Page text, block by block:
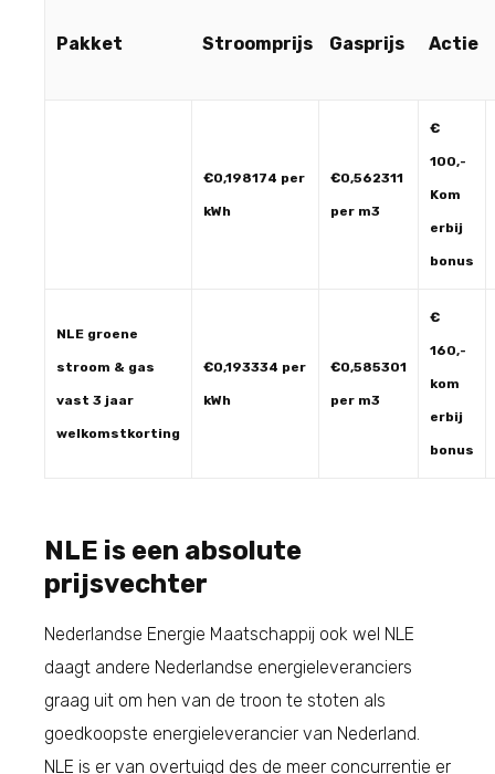
Pakket Stroomprijs Gasprijs Actie
€0,198174 per
kWh
€0,562311
per m3
€
100,-
Kom
erbij
bonus
NLE groene
stroom & gas
vast 3 jaar
welkomstkorting
€0,193334 per
kWh
€0,585301
per m3
€
160,-
kom
erbij
bonus
NLE is een absolute
prijsvechter
Nederlandse Energie Maatschappij ook wel NLE
daagt andere Nederlandse energieleveranciers
graag uit om hen van de troon te stoten als
goedkoopste energieleverancier van Nederland.
NLE is er van overtuigd des de meer concurrentie er